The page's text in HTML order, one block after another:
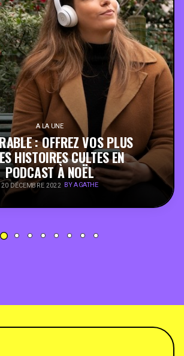
VINTAGE
PEOPLE
FOOD
BONS PLANS
SOUTENEZ KULTT
A LA UNE
: OFFREZ VOS PLUS
HISTOIRES CULTES EN
PODCAST À NOËL
20 DÉCEMBRE 2022 BY AGATHE